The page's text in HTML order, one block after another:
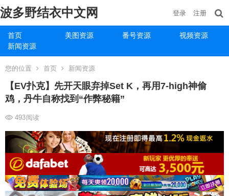
波多野结衣中文网
首页 美图资源 番号资源
视频资源
新闻资源
登录 注册
您的位置 首页 新闻资源
【EV扑克】先开天眼弃掉Set K，再用7-high神偷
鸡，丹牛自称找到“作弊秘籍”
493阅读